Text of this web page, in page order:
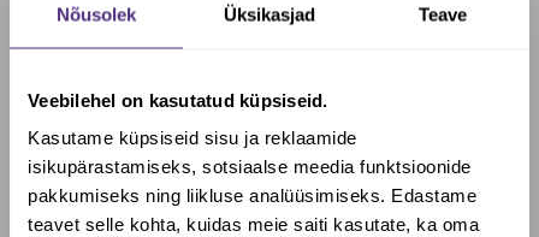
Nõusolek Üksikasjad Teave
Veebilehel on kasutatud küpsiseid.
Kasutame küpsiseid sisu ja reklaamide
isikupärastamiseks, sotsiaalse meedia funktsioonide
pakkumiseks ning liikluse analüüsimiseks. Edastame
teavet selle kohta, kuidas meie saiti kasutate, ka oma
Lisa korvi